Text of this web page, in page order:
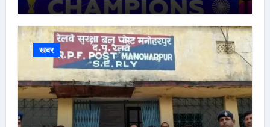
खबर